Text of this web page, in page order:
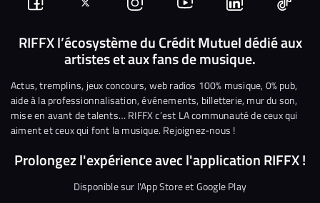
Suivez-
nous
Facebook
Suivez-
nous
sur
Twitter
Nous
rejoindre
sur
Instagram
Nous
rejoindre
sur
YouTube
Nous
rejoindre
sur
Linkedin
Nous
RIFFX l’écosystème du Crédit Mutuel dédié aux
artistes et aux fans de musique.
Actus, tremplins, jeux concours, web radios 100% musique, 0% pub,
aide à la professionnalisation, événements, billetterie, mur du son,
mise en avant de talents… RIFFX c’est LA communauté de ceux qui
aiment et ceux qui font la musique. Rejoignez-nous !
Prolongez l'expérience avec l'application RIFFX !
Disponible sur l'App Store et Google Play